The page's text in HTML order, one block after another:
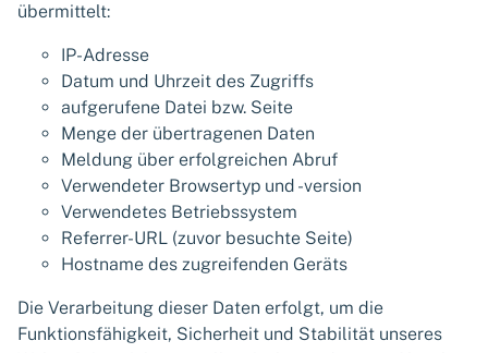
übermittelt:
IP-Adresse
Datum und Uhrzeit des Zugriffs
aufgerufene Datei bzw. Seite
Menge der übertragenen Daten
Meldung über erfolgreichen Abruf
Verwendeter Browsertyp und -version
Verwendetes Betriebssystem
Referrer-URL (zuvor besuchte Seite)
Hostname des zugreifenden Geräts
Die Verarbeitung dieser Daten erfolgt, um die
Funktionsfähigkeit, Sicherheit und Stabilität unseres